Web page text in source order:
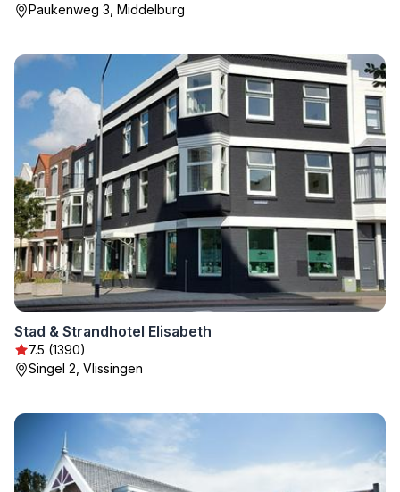
Paukenweg 3, Middelburg
Stad & Strandhotel Elisabeth
7.5 (1390)
Singel 2, Vlissingen